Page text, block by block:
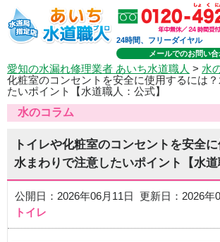
24時間、フリーダイヤル
メールでのお問い
愛知の水漏れ修理業者 あいち水道職人 > 水
化粧室のコンセントを安全に使用するには
たいポイント【水道職人：公式】
水のコラム
トイレや化粧室のコンセントを安全
水まわりで注意したいポイント【水道
公開日：2026年06月11日 更新日：2026年
トイレ